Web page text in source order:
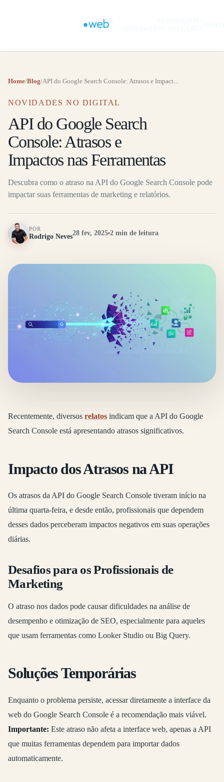
Home/Blog/API do Google Search Console: Atrasos e Impact...
NOVIDADES NO DIGITAL
API do Google Search
Console: Atrasos e
Impactos nas Ferramentas
Descubra como o atraso na API do Google Search Console pode
impactar suas ferramentas de marketing e relatórios.
POR
Rodrigo Neves28 fev, 2025 2 min de leitura
Recentemente, diversos relatos indicam que a API do Google
Search Console está apresentando atrasos significativos.
Impacto dos Atrasos na API
Os atrasos da API do Google Search Console tiveram início na
última quarta-feira, e desde então, profissionais que dependem
desses dados perceberam impactos negativos em suas operações
diárias.
Desafios para os Profissionais de
Marketing
O atraso nos dados pode causar dificuldades na análise de
desempenho e otimização de SEO, especialmente para aqueles
que usam ferramentas como Looker Studio ou Big Query.
Soluções Temporárias
Enquanto o problema persiste, acessar diretamente a interface da
web do Google Search Console é a recomendação mais viável.
Importante: Este atraso não afeta a interface web, apenas a API
que muitas ferramentas dependem para importar dados
automaticamente.